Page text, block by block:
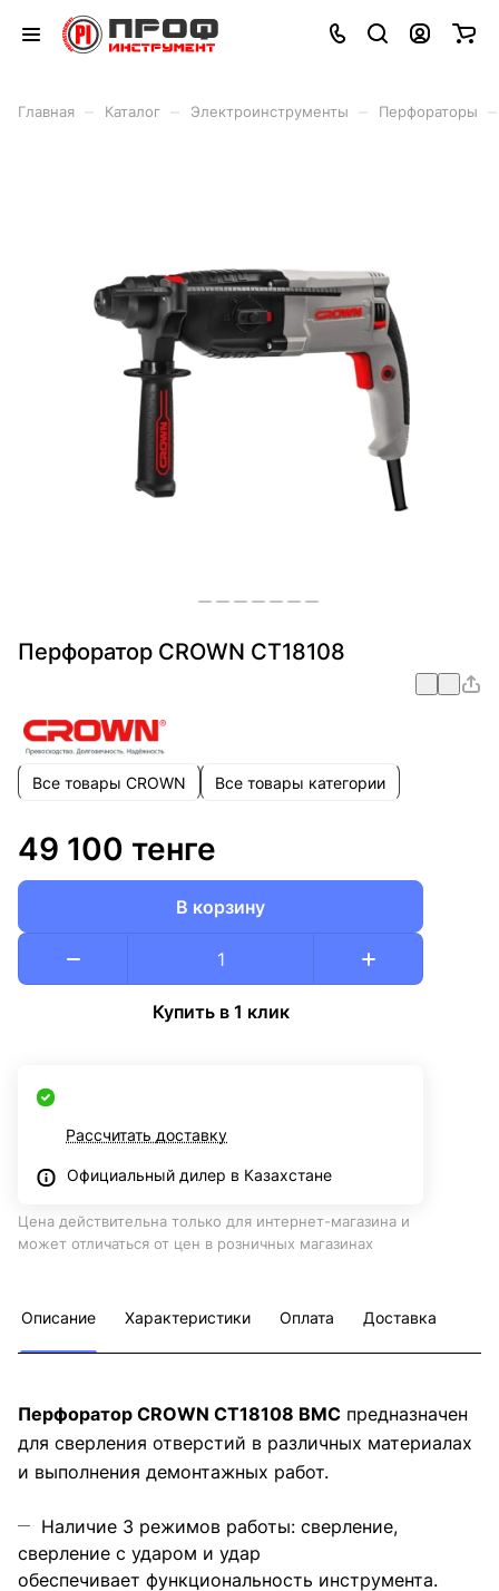
Главная Каталог Электроинструменты Перфораторы
Перфоратор CROWN CT18108
Все товары CROWN Все товары категории
49 100 тенге
В корзину
Купить в 1 клик
Рассчитать доставку
Официальный дилер в Казахстане
Цена действительна только для интернет-магазина и
может отличаться от цен в розничных магазинах
Описание Характеристики Оплата Доставка
Перфоратор CROWN CT18108 BMC предназначен
для сверления отверстий в различных материалах
и выполнения демонтажных работ.
Наличие 3 режимов работы: сверление,
сверление с ударом и удар
обеспечивает функциональность инструмента.